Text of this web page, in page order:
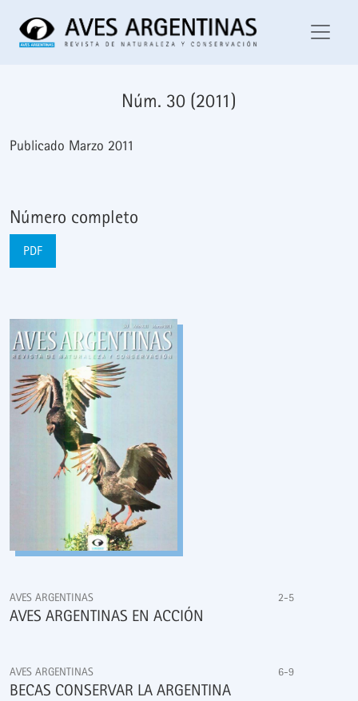
Núm. 30 (2011)
Núm. 30 (2011)
Publicado Marzo 2011
Número completo
PDF
AVES ARGENTINAS 2-5
AVES ARGENTINAS EN ACCIÓN
AVES ARGENTINAS 6-9
BECAS CONSERVAR LA ARGENTINA